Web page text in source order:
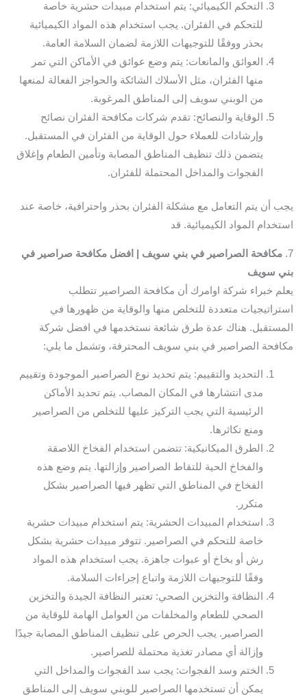
التحكم الكيميائي: يتم استخدام مبيدات حشرية خاصة
للتحكم في الفئران. يجب استخدام هذه المواد الكيميائية
بحذر ووفقًا للتوجيهات اللازمة لضمان السلامة العامة.
العوائق والمانعات: يتم وضع عوائق في الأماكن التي تمر
منها الفئران، مثل الأسلاك الشائكة والحواجز الفعالة لمنعها
من الوبني سويف إلى المناطق المرغوبة.
الوقاية والنصائح: تقدم شركات مكافحة الفئران نصائح
وإرشادات للعملاء حول الوقاية من الفئران في المستقبل.
يتضمن ذلك تنظيف المناطق المصابة وتأمين الطعام وإغلاق
الفجوات والمداخل المحتملة للفئران.
يجب أن يتم التعامل مع مشكلة الفئران بحذر واحترافية، خاصة عند
استخدام المواد الكيميائية. قد
7. مكافحة الصراصير في بني سويف | افضل مكافحة صراصير في
بني سويف
يعلم خبراء شركة اوامرك أن مكافحة الصراصير تتطلب
استراتيجيات متعددة للتخلص منها والوقاية من ظهورها في
المستقبل. هناك عدة طرق شائعة نستخدمها في افضل شركة
مكافحة الصراصير في بني سويف المحترفة، وتشمل ما يلي:
التحديد والتقييم: يتم تحديد نوع الصراصير الموجودة وتقييم
مدى انتشارها في المكان المصاب. يتم تحديد الأماكن
الرئيسية التي يجب التركيز عليها للتخلص من الصراصير
ومنع تكاثرها.
الطرق الميكانيكية: تتضمن استخدام الفخاخ اللاصقة
والفخاخ الحية للتقاط الصراصير وإزالتها. يتم وضع هذه
الفخاخ في المناطق التي تظهر فيها الصراصير بشكل
متكرر.
استخدام المبيدات الحشرية: يتم استخدام مبيدات حشرية
خاصة للتحكم في الصراصير. تتوفر مبيدات حشرية بشكل
رش أو بخاخ أو عبوات جاهزة. يجب استخدام هذه المواد
وفقًا للتوجيهات اللازمة واتباع إجراءات السلامة.
النظافة والتخزين الصحي: تعتبر النظافة الجيدة والتخزين
الصحي للطعام والمخلفات من العوامل الهامة للوقاية من
الصراصير. يجب الحرص على تنظيف المناطق المصابة جيدًا
وإزالة أي مصادر تغذية محتملة للصراصير.
الختم وسد الفجوات: يجب سد الفجوات والمداخل التي
يمكن أن تستخدمها الصراصير للوبني سويف إلى المناطق